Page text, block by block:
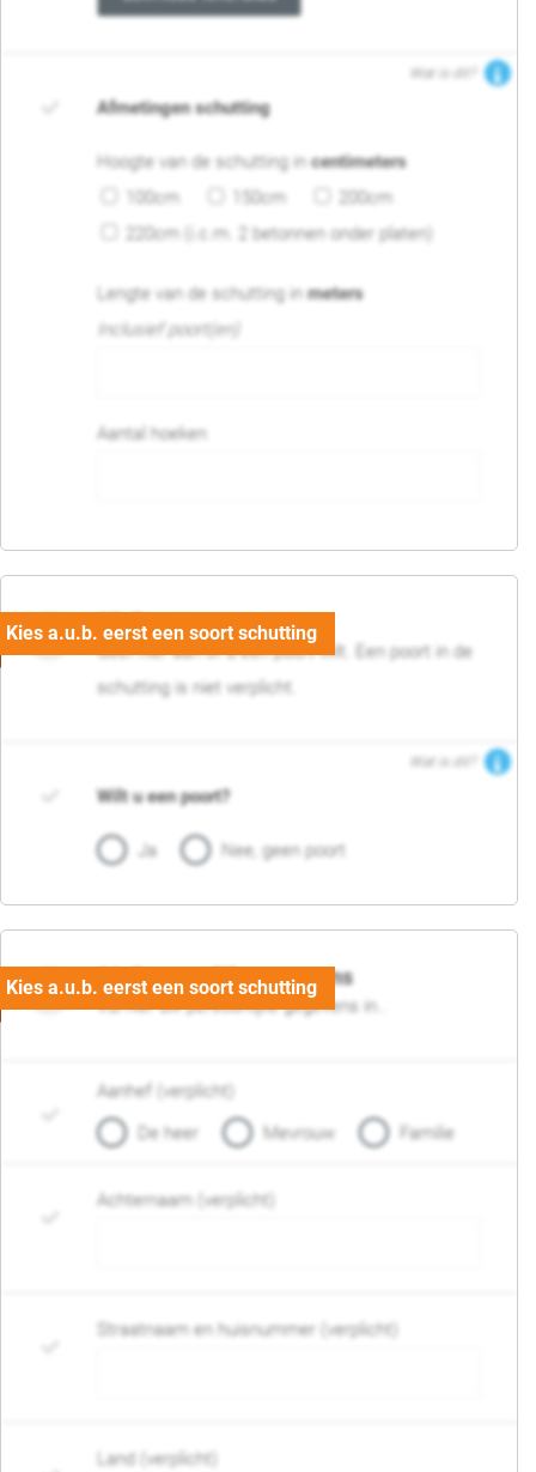
Wat is dit?
Afmetingen schutting
Hoogte van de schutting incentimeters
100cm
150cm
200cm
220cm (i.c.m. 2 betonnen onder platen)
Lengte van de schutting inmeters
Inclusief poort(en)
Aantal hoeken
05. Poort
Geef hier aan of u een poort wilt. Een poort in de
schutting is niet verplicht.
Wat is dit?
Wilt u een poort?
Ja Nee, geen poort
06. Persoonlijke gegevens
Vul hier uw persoonlijke gegevens in..
Aanhef (verplicht)
De heer
Mevrouw Familie
Achternaam (verplicht)
Straatnaam en huisnummer (verplicht)
Land (verplicht)